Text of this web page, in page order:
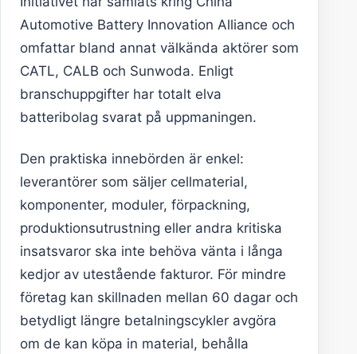
Automotive Battery Innovation Alliance och
omfattar bland annat välkända aktörer som
CATL, CALB och Sunwoda. Enligt
branschuppgifter har totalt elva
batteribolag svarat på uppmaningen.
Den praktiska innebörden är enkel:
leverantörer som säljer cellmaterial,
komponenter, moduler, förpackning,
produktionsutrustning eller andra kritiska
insatsvaror ska inte behöva vänta i långa
kedjor av utestående fakturor. För mindre
företag kan skillnaden mellan 60 dagar och
betydligt längre betalningscykler avgöra
om de kan köpa in material, behålla